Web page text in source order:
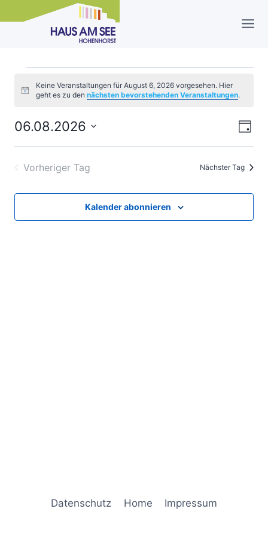
Inhalt
Veranstaltungen
August
6,
2026
Hinweis
Keine Veranstaltungen für August 6, 2026 vorgesehen. Hier
geht es zu den nächsten bevorstehenden Veranstaltungen.
Tag
06.08.2026
Datum
Vorheriger Tag Nächster Tag
Kalender abonnieren
Datenschutz Home Impressum